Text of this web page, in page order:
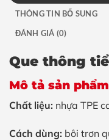
THÔNG TIN BỔ SUNG
ĐÁNH GIÁ (0)
Que thông
Mô tả sản phẩm
Chất liệu: nhựa TPE
Cách dùng: bôi trơn